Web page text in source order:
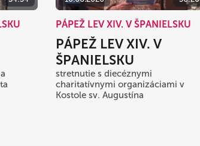
PÁPEŽ LEV XIV. V ŠPANIELSKU
PÁPEŽ LEV XIV. V
ŠPANIELSKU
stretnutie s diecéznymi
charitatívnymi organizáciami v
Kostole sv. Augustína